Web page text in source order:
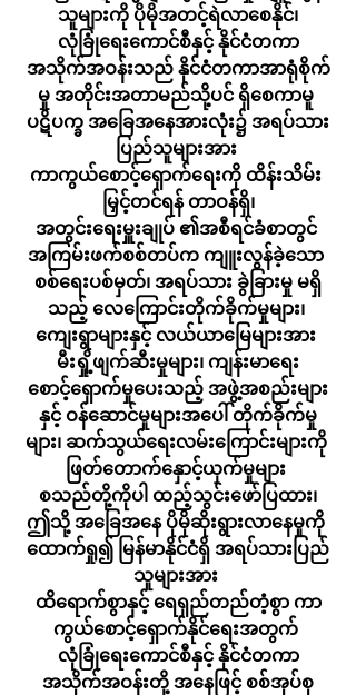
သူများကို ပိုမိုအတင့်ရဲလာစေနိုင်၊
လုံခြုံရေးကောင်စီနှင့် နိုင်ငံတကာ
အသိုက်အဝန်းသည် နိုင်ငံတကာအာရုံစိုက်
မှု အတိုင်းအတာမည်သို့ပင် ရှိစေကာမူ
ပဋိပက္ခ အခြေအနေအားလုံး၌ အရပ်သား
ပြည်သူများအား
ကာကွယ်စောင့်ရှောက်ရေးကို ထိန်းသိမ်း
မြှင့်တင်ရန် တာဝန်ရှိ၊
အတွင်းရေးမှူးချုပ် ၏အစီရင်ခံစာတွင်
အကြမ်းဖက်စစ်တပ်က ကျူးလွန်ခဲ့သော
စစ်ရေးပစ်မှတ်၊ အရပ်သား ခွဲခြားမှု မရှိ
သည့် လေကြောင်းတိုက်ခိုက်မှုများ၊
ကျေးရွာများနှင့် လယ်ယာမြေများအား
မီးရှို့ဖျက်ဆီးမှုများ၊ ကျန်းမာရေး
စောင့်ရှောက်မှုပေးသည့် အဖွဲ့အစည်းများ
နှင့် ဝန်ဆောင်မှုများအပေါ် တိုက်ခိုက်မှု
များ၊ ဆက်သွယ်ရေးလမ်းကြောင်းများကို
ဖြတ်တောက်နှောင့်ယှက်မှုများ
စသည်တို့ကိုပါ ထည့်သွင်းဖော်ပြထား၊
ဤသို့ အခြေအနေ ပိုမိုဆိုးရွားလာနေမှုကို
ထောက်ရှု၍ မြန်မာနိုင်ငံရှိ အရပ်သားပြည်
သူများအား
ထိရောက်စွာနှင့် ရေရှည်တည်တံ့စွာ ကာ
ကွယ်စောင့်ရှောက်နိုင်ရေးအတွက်
လုံခြုံရေးကောင်စီနှင့် နိုင်ငံတကာ
အသိုက်အဝန်းတို့ အနေဖြင့် စစ်အုပ်စု